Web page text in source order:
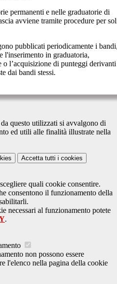
permanenti e nelle graduatorie di
avviene tramite procedure per
pubblicati periodicamente i
l'inserimento in graduatoria,
l’acquisizione di punteggi derivanti
dai bandi stessi.
questo utilizzati si avvalgono di
ed utili alle finalità illustrate nella
Accetta tutti i cookies
quali cookie consentire.
consentono il funzionamento della
necessari al funzionamento potete
.
non possono essere
l'elenco nella pagina della cookie